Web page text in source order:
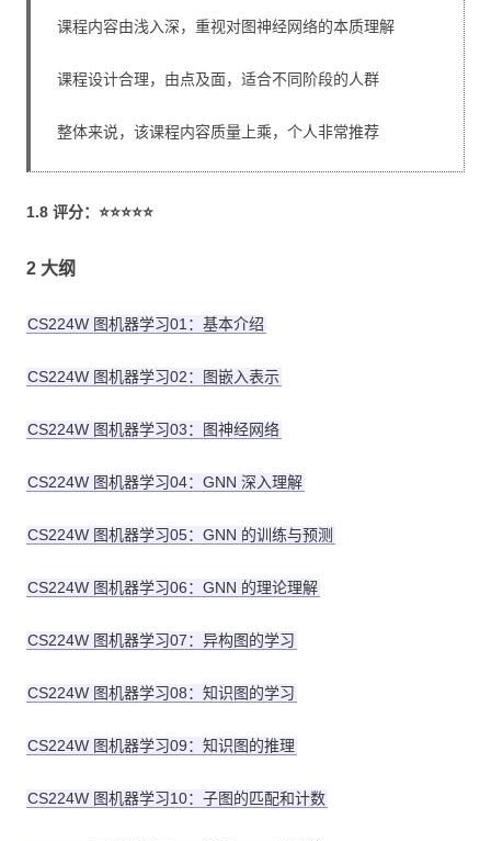
课程内容由浅入深，重视对图神经网络的本质理解
课程设计合理，由点及面，适合不同阶段的人群
整体来说，该课程内容质量上乘，个人非常推荐
1.8 评分：⭐⭐⭐⭐⭐
2 大纲
CS224W 图机器学习01：基本介绍
CS224W 图机器学习02：图嵌入表示
CS224W 图机器学习03：图神经网络
CS224W 图机器学习04：GNN 深入理解
CS224W 图机器学习05：GNN 的训练与预测
CS224W 图机器学习06：GNN 的理论理解
CS224W 图机器学习07：异构图的学习
CS224W 图机器学习08：知识图的学习
CS224W 图机器学习09：知识图的推理
CS224W 图机器学习10：子图的匹配和计数